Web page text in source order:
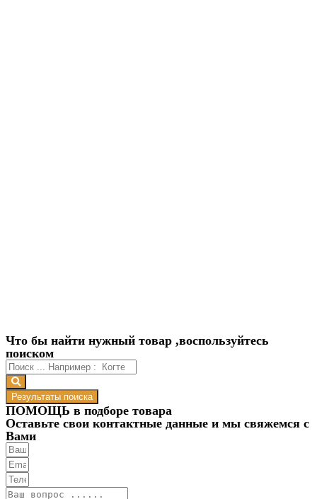
Что бы найти нужный товар ,воспользуйтесь
поиском
Результаты поиска
ПОМОЩЬ в подборе товара
Оставьте свои контактные данные и мы свяжемся с
Вами